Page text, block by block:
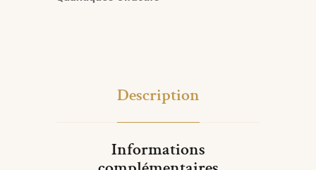
Description
Informations